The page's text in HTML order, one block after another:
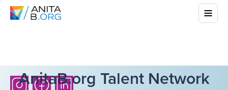
AnitaB.org Talent Network